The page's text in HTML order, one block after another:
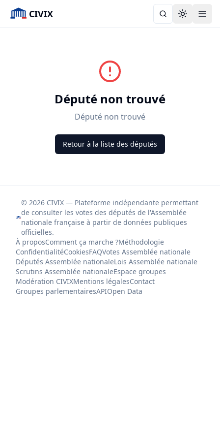
CIVIX Toggle
Député non trouvé
Député non trouvé
Retour à la liste des députés
© 2026 CIVIX — Plateforme indépendante permettant
de consulter les votes des députés de l'Assemblée
nationale française à partir de données publiques
officielles.
À proposComment ça marche ?Méthodologie
ConfidentialitéCookiesFAQVotes Assemblée nationale
Députés Assemblée nationaleLois Assemblée nationale
Scrutins Assemblée nationaleEspace groupes
Modération CIVIXMentions légalesContact
Groupes parlementairesAPIOpen Data